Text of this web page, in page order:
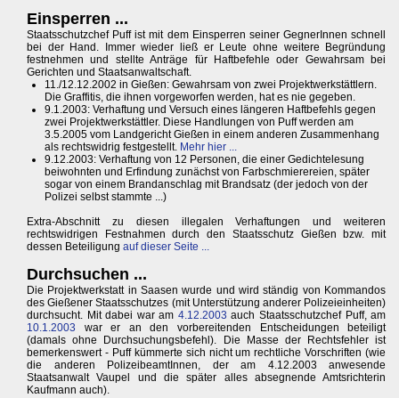
Einsperren ...
Staatsschutzchef Puff ist mit dem Einsperren seiner GegnerInnen schnell
bei der Hand. Immer wieder ließ er Leute ohne weitere Begründung
festnehmen und stellte Anträge für Haftbefehle oder Gewahrsam bei
Gerichten und Staatsanwaltschaft.
11./12.12.2002 in Gießen: Gewahrsam von zwei Projektwerkstättlern.
Die Graffitis, die ihnen vorgeworfen werden, hat es nie gegeben.
9.1.2003: Verhaftung und Versuch eines längeren Haftbefehls gegen
zwei Projektwerkstättler. Diese Handlungen von Puff werden am
3.5.2005 vom Landgericht Gießen in einem anderen Zusammenhang
als rechtswidrig festgestellt. Mehr hier ...
9.12.2003: Verhaftung von 12 Personen, die einer Gedichtelesung
beiwohnten und Erfindung zunächst von Farbschmierereien, später
sogar von einem Brandanschlag mit Brandsatz (der jedoch von der
Polizei selbst stammte ...)
Extra-Abschnitt zu diesen illegalen Verhaftungen und weiteren
rechtswidrigen Festnahmen durch den Staatsschutz Gießen bzw. mit
dessen Beteiligung auf dieser Seite ...
Durchsuchen ...
Die Projektwerkstatt in Saasen wurde und wird ständig von Kommandos
des Gießener Staatsschutzes (mit Unterstützung anderer Polizeieinheiten)
durchsucht. Mit dabei war am 4.12.2003 auch Staatsschutzchef Puff, am
10.1.2003 war er an den vorbereitenden Entscheidungen beteiligt
(damals ohne Durchsuchungsbefehl). Die Masse der Rechtsfehler ist
bemerkenswert - Puff kümmerte sich nicht um rechtliche Vorschriften (wie
die anderen PolizeibeamtInnen, der am 4.12.2003 anwesende
Staatsanwalt Vaupel und die später alles absegnende Amtsrichterin
Kaufmann auch).